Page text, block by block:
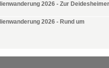
2026 - Zur Deidesheimer
2026 - Rund um